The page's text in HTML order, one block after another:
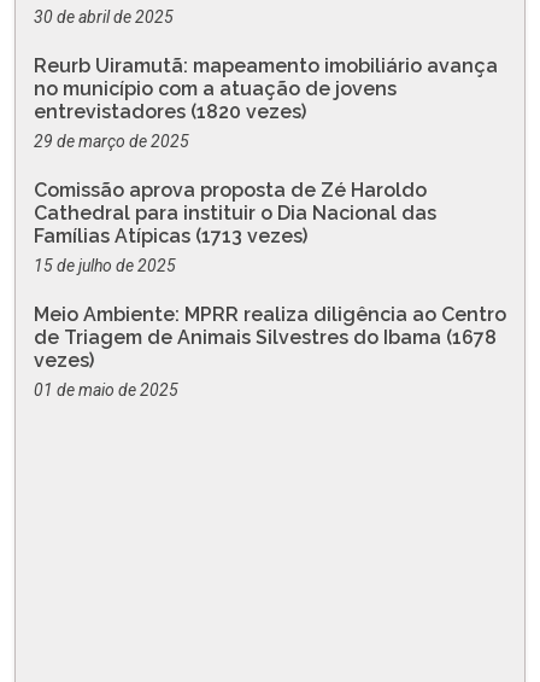
30 de abril de 2025
Reurb Uiramutã: mapeamento imobiliário avança
no município com a atuação de jovens
entrevistadores (1820 vezes)
29 de março de 2025
Comissão aprova proposta de Zé Haroldo
Cathedral para instituir o Dia Nacional das
Famílias Atípicas (1713 vezes)
15 de julho de 2025
Meio Ambiente: MPRR realiza diligência ao Centro
de Triagem de Animais Silvestres do Ibama (1678
vezes)
01 de maio de 2025